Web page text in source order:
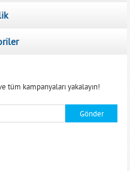
tüm kampanyaları yakalayın!